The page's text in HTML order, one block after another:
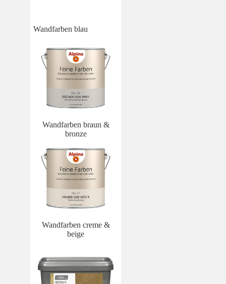
Wandfarben blau
Wandfarben braun &
bronze
Wandfarben creme &
beige